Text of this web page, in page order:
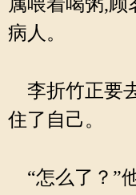
病人。
李折竹正要
住了自己。
“怎么了？”